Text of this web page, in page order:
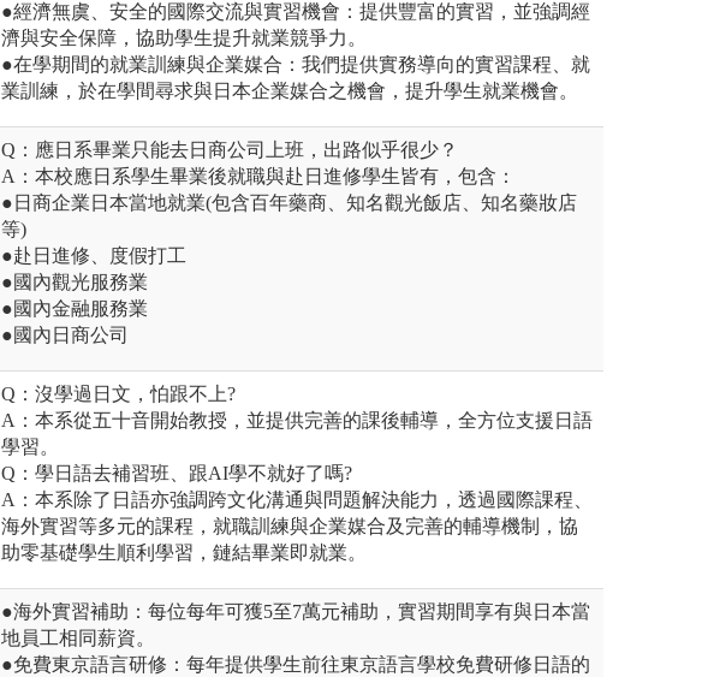
●經濟無虞、安全的國際交流與實習機會：提供豐富的實習，並強調經
濟與安全保障，協助學生提升就業競爭力。
●在學期間的就業訓練與企業媒合：我們提供實務導向的實習課程、就
業訓練，於在學間尋求與日本企業媒合之機會，提升學生就業機會。
Q：應日系畢業只能去日商公司上班，出路似乎很少？
A：本校應日系學生畢業後就職與赴日進修學生皆有，包含：
●日商企業日本當地就業(包含百年藥商、知名觀光飯店、知名藥妝店
等)
●赴日進修、度假打工
●國內觀光服務業
●國內金融服務業
●國內日商公司
Q：沒學過日文，怕跟不上?
A：本系從五十音開始教授，並提供完善的課後輔導，全方位支援日語
學習。
Q：學日語去補習班、跟AI學不就好了嗎?
A：本系除了日語亦強調跨文化溝通與問題解決能力，透過國際課程、
海外實習等多元的課程，就職訓練與企業媒合及完善的輔導機制，協
助零基礎學生順利學習，鏈結畢業即就業。
●海外實習補助：每位每年可獲5至7萬元補助，實習期間享有與日本當
地員工相同薪資。
●免費東京語言研修：每年提供學生前往東京語言學校免費研修日語的